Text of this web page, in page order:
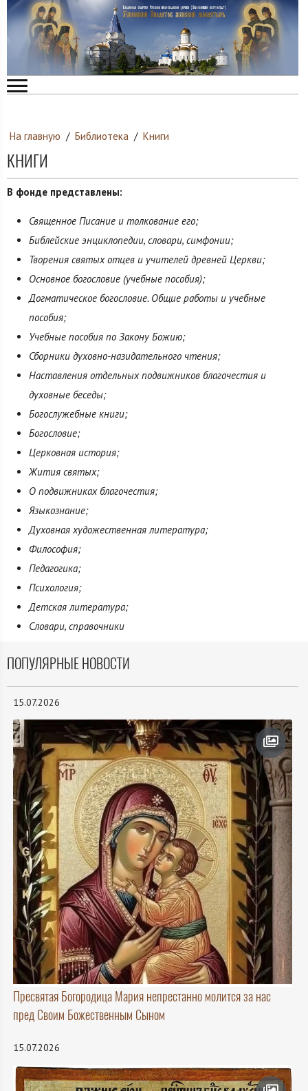
На главную / Библиотека / Книги
КНИГИ
В фонде представлены:
Священное Писание и толкование его;
Библейские энциклопедии, словари, симфонии;
Творения святых отцев и учителей древней Церкви;
Основное богословие (учебные пособия);
Догматическое богословие. Общие работы и учебные
пособия;
Учебные пособия по Закону Божию;
Сборники духовно-назидательного чтения;
Наставления отдельных подвижников благочестия и
духовные беседы;
Богослужебные книги;
Богословие;
Церковная история;
Жития святых;
О подвижниках благочестия;
Языкознание;
Духовная художественная литература;
Философия;
Педагогика;
Психология;
Детская литература;
Словари, справочники
ПОПУЛЯРНЫЕ НОВОСТИ
15.07.2026
Пресвятая Богородица Мария непрестанно молится за нас
пред Своим Божественным Сыном
15.07.2026